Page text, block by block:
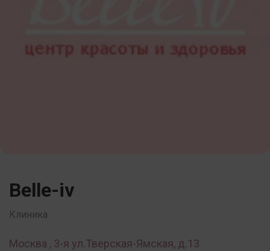
Belle-iv
Клиника
Москва , 3-я ул.Тверская-Ямская, д.13